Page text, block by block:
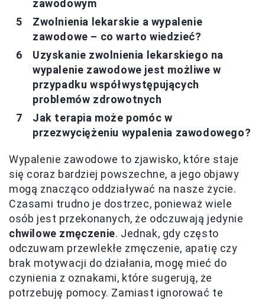
zawodowym
Zwolnienia lekarskie a wypalenie
zawodowe – co warto wiedzieć?
Uzyskanie zwolnienia lekarskiego na
wypalenie zawodowe jest możliwe w
przypadku współwystępujących
problemów zdrowotnych
Jak terapia może pomóc w
przezwyciężeniu wypalenia zawodowego?
Wypalenie zawodowe to zjawisko, które staje
się coraz bardziej powszechne, a jego objawy
mogą znacząco oddziaływać na nasze życie.
Czasami trudno je dostrzec, ponieważ wiele
osób jest przekonanych, że odczuwają jedynie
chwilowe zmęczenie. Jednak, gdy często
odczuwam przewlekłe zmęczenie, apatię czy
brak motywacji do działania, mogę mieć do
czynienia z oznakami, które sugerują, że
potrzebuję pomocy. Zamiast ignorować te